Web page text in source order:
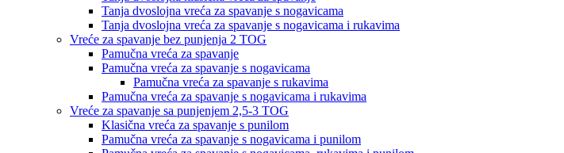
Tanja dvoslojna vreća za spavanje s nogavicama
Tanja dvoslojna vreća za spavanje s nogavicama i rukavima
Vreće za spavanje bez punjenja 2 TOG
Pamučna vreća za spavanje
Pamučna vreća za spavanje s nogavicama
Pamučna vreća za spavanje s rukavima
Pamučna vreća za spavanje s nogavicama i rukavima
Vreće za spavanje sa punjenjem 2,5-3 TOG
Klasična vreća za spavanje s punilom
Pamučna vreća za spavanje s nogavicama i punilom